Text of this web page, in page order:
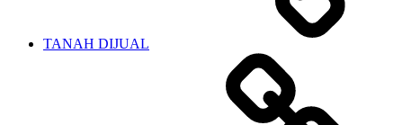
TANAH DIJUAL